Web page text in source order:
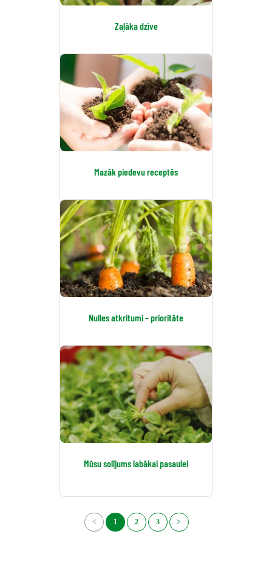
Zaļāka dzīve
Mazāk piedevu receptēs
Nulles atkritumi – prioritāte
Mūsu solījums labākai pasaulei
< 1 2 3 >